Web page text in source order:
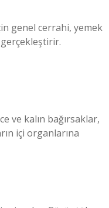
genel cerrahi, yemek
ve kalın bağırsaklar,
içi organlarına